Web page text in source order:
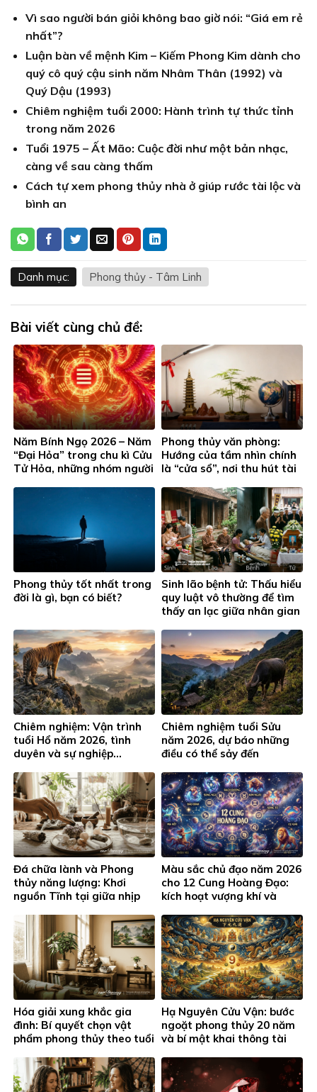
Vì sao người bán giỏi không bao giờ nói: “Giá em rẻ
nhất”?
Luận bàn về mệnh Kim – Kiếm Phong Kim dành cho
quý cô quý cậu sinh năm Nhâm Thân (1992) và
Quý Dậu (1993)
Chiêm nghiệm tuổi 2000: Hành trình tự thức tỉnh
trong năm 2026
Tuổi 1975 – Ất Mão: Cuộc đời như một bản nhạc,
càng về sau càng thấm
Cách tự xem phong thủy nhà ở giúp rước tài lộc và
bình an
Danh mục: Phong thủy - Tâm Linh
Bài viết cùng chủ đề:
Năm Bính Ngọ 2026 – Năm
“Đại Hỏa” trong chu kì Cửu
Tử Hỏa, những nhóm người
Phong thủy văn phòng:
Hướng của tầm nhìn chính
là “cửa sổ”, nơi thu hút tài
Phong thủy tốt nhất trong
đời là gì, bạn có biết?
Sinh lão bệnh tử: Thấu hiểu
quy luật vô thường để tìm
thấy an lạc giữa nhân gian
Chiêm nghiệm: Vận trình
tuổi Hổ năm 2026, tình
duyên và sự nghiệp…
Chiêm nghiệm tuổi Sửu
năm 2026, dự báo những
điều có thể sảy đến
Đá chữa lành và Phong
thủy năng lượng: Khơi
nguồn Tĩnh tại giữa nhịp
Màu sắc chủ đạo năm 2026
cho 12 Cung Hoàng Đạo:
kích hoạt vượng khí và
Hóa giải xung khắc gia
đình: Bí quyết chọn vật
phẩm phong thủy theo tuổi
Hạ Nguyên Cửu Vận: bước
ngoặt phong thủy 20 năm
và bí mật khai thông tài